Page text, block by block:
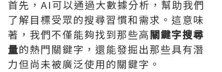
首先，AI可以通過大數據分析，幫助我們
了解目標受眾的搜尋習慣和需求。這意味
著，我們不僅能夠找到那些高關鍵字搜尋
量的熱門關鍵字，還能發掘出那些具有潛
力但尚未被廣泛使用的關鍵字。